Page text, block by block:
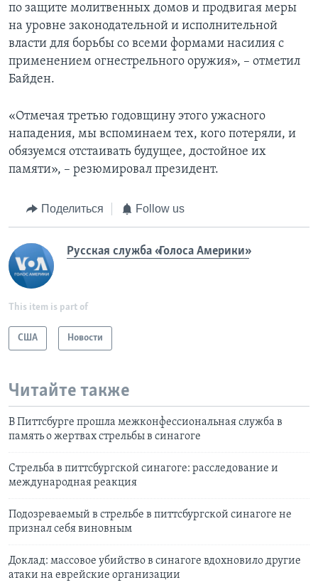
по защите молитвенных домов и продвигая меры
на уровне законодательной и исполнительной
власти для борьбы со всеми формами насилия с
применением огнестрельного оружия», – отметил
Байден.
«Отмечая третью годовщину этого ужасного
нападения, мы вспоминаем тех, кого потеряли, и
обязуемся отстаивать будущее, достойное их
памяти», – резюмировал президент.
Поделиться Follow us
Русская служба «Голоса Америки»
This item is part of
США Новости
Читайте также
В Питтсбурге прошла межконфессиональная служба в
память о жертвах стрельбы в синагоге
Стрельба в питтсбургской синагоге: расследование и
международная реакция
Подозреваемый в стрельбе в питтсбургской синагоге не
признал себя виновным
Доклад: массовое убийство в синагоге вдохновило другие
атаки на еврейские организации